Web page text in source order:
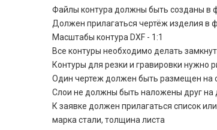
Файлы контура должны быть созданы в
Должен прилагаться чертёж изделия в
Масштабы контура DXF - 1:1
Все контуры необходимо делать
Контуры для резки и гравировки нужно
Один чертеж должен быть размещен на
Cлои не должны быть наложены друг на
К заявке должен прилагаться список
марка стали, толщина листа